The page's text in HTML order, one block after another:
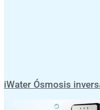
iWater Ósmosis